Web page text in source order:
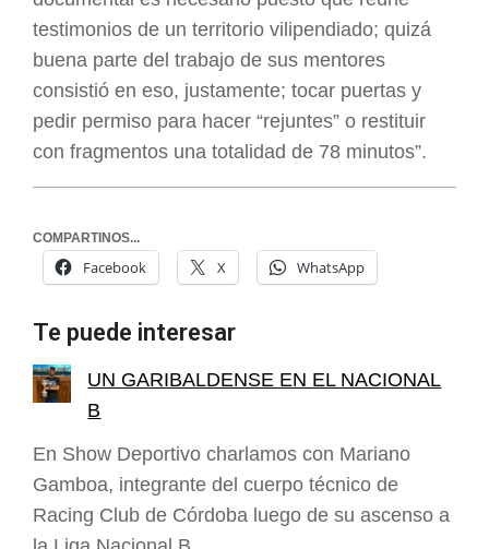
testimonios de un territorio vilipendiado; quizá
buena parte del trabajo de sus mentores
consistió en eso, justamente; tocar puertas y
pedir permiso para hacer “rejuntes” o restituir
con fragmentos una totalidad de 78 minutos”.
COMPARTINOS...
Facebook X WhatsApp
Te puede interesar
UN GARIBALDENSE EN EL NACIONAL
B
En Show Deportivo charlamos con Mariano
Gamboa, integrante del cuerpo técnico de
Racing Club de Córdoba luego de su ascenso a